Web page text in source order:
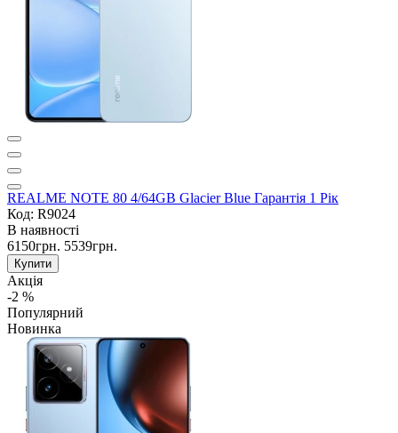
REALME NOTE 80 4/64GB Glacier Blue Гарантія 1 Рік
Код: R9024
В наявності
6150грн. 5539грн.
Купити
Акція
-2 %
Популярний
Новинка